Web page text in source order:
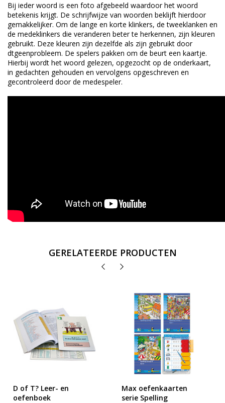
Bij ieder woord is een foto afgebeeld waardoor het woord
betekenis krijgt. De schrijfwijze van woorden beklijft hierdoor
gemakkelijker. Om de lange en korte klinkers, de tweeklanken en
de medeklinkers die veranderen beter te herkennen, zijn kleuren
gebruikt. Deze kleuren zijn dezelfde als zijn gebruikt door
dtgeenprobleem. De spelers pakken om de beurt een kaartje.
Hierbij wordt het woord gelezen, opgezocht op de onderkaart,
in gedachten gehouden en vervolgens opgeschreven en
gecontroleerd door de medespeler.
GERELATEERDE PRODUCTEN
D of T? Leer- en
oefenboek
Max oefenkaarten
serie Spelling